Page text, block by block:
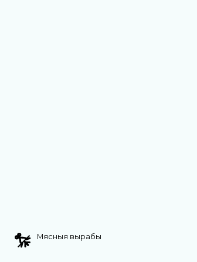
Мясныя вырабы